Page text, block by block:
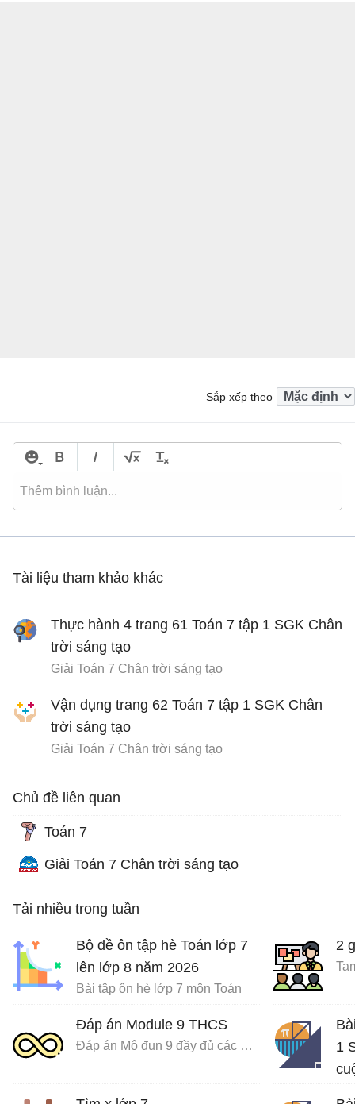
Sắp xếp theo
Tài liệu tham khảo khác
Thực hành 4 trang 61 Toán 7 tập 1 SGK Chân
trời sáng tạo
Giải Toán 7 Chân trời sáng tạo
Vận dụng trang 62 Toán 7 tập 1 SGK Chân
trời sáng tạo
Giải Toán 7 Chân trời sáng tạo
Chủ đề liên quan
Toán 7
Giải Toán 7 Chân trời sáng tạo
Tải nhiều trong tuần
Bộ đề ôn tập hè Toán lớp 7
lên lớp 8 năm 2026
Bài tập ôn hè lớp 7 môn Toán
Đáp án Module 9 THCS
Đáp án Mô đun 9 đầy đủ các môn
2
1